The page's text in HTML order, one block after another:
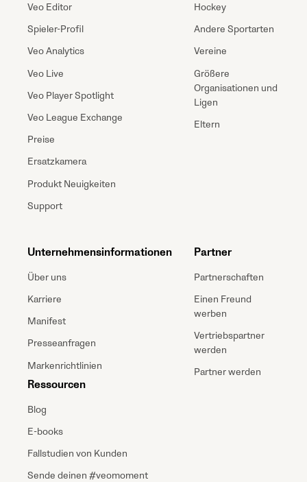
Veo Editor
Spieler-Profil
Veo Analytics
Veo Live
Veo Player Spotlight
Veo League Exchange
Preise
Ersatzkamera
Produkt Neuigkeiten
Support
Hockey
Andere Sportarten
Vereine
Größere
Organisationen und
Ligen
Eltern
Unternehmensinformationen
Über uns
Karriere
Manifest
Presseanfragen
Markenrichtlinien
Ressourcen
Blog
E-books
Fallstudien von Kunden
Sende deinen #veomoment
Partner
Partnerschaften
Einen Freund
werben
Vertriebspartner
werden
Partner werden